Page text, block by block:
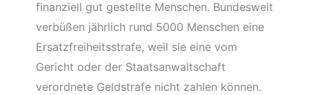
finanziell gut gestellte Menschen. Bundesweit
verbüßen jährlich rund 5000 Menschen eine
Ersatzfreiheitsstrafe, weil sie eine vom
Gericht oder der Staatsanwaltschaft
verordnete Geldstrafe nicht zahlen können.